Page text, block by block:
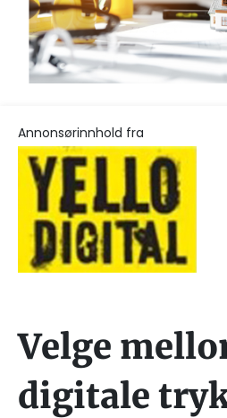
Annonsørinnhold fra
Velge
digitale